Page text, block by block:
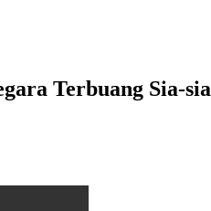
Terbuang Sia-sia